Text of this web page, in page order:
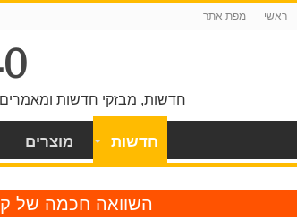
ראשי מפת אתר
חדשות, מבזקי חדשות ומאמרים
חדשות מוצרים
השוואה חכמה של